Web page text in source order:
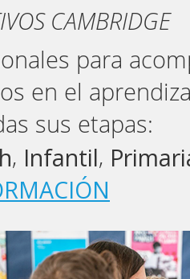
CAMBRIDGE
para
en el
sus etapas:
, Infantil,